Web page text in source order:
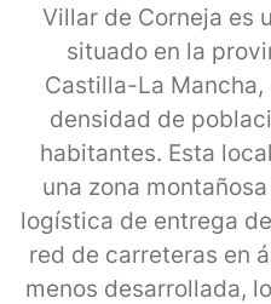
Villar de Corneja es
situado en la
Castilla-La
densidad de
habitantes. Esta
una zona
logística de entrega
red de carreteras en
menos desarrollada,